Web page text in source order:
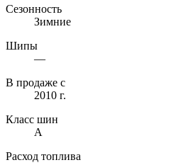
Сезонность
Зимние
Шипы
—
В продаже с
2010 г.
Класс шин
A
Расход топлива